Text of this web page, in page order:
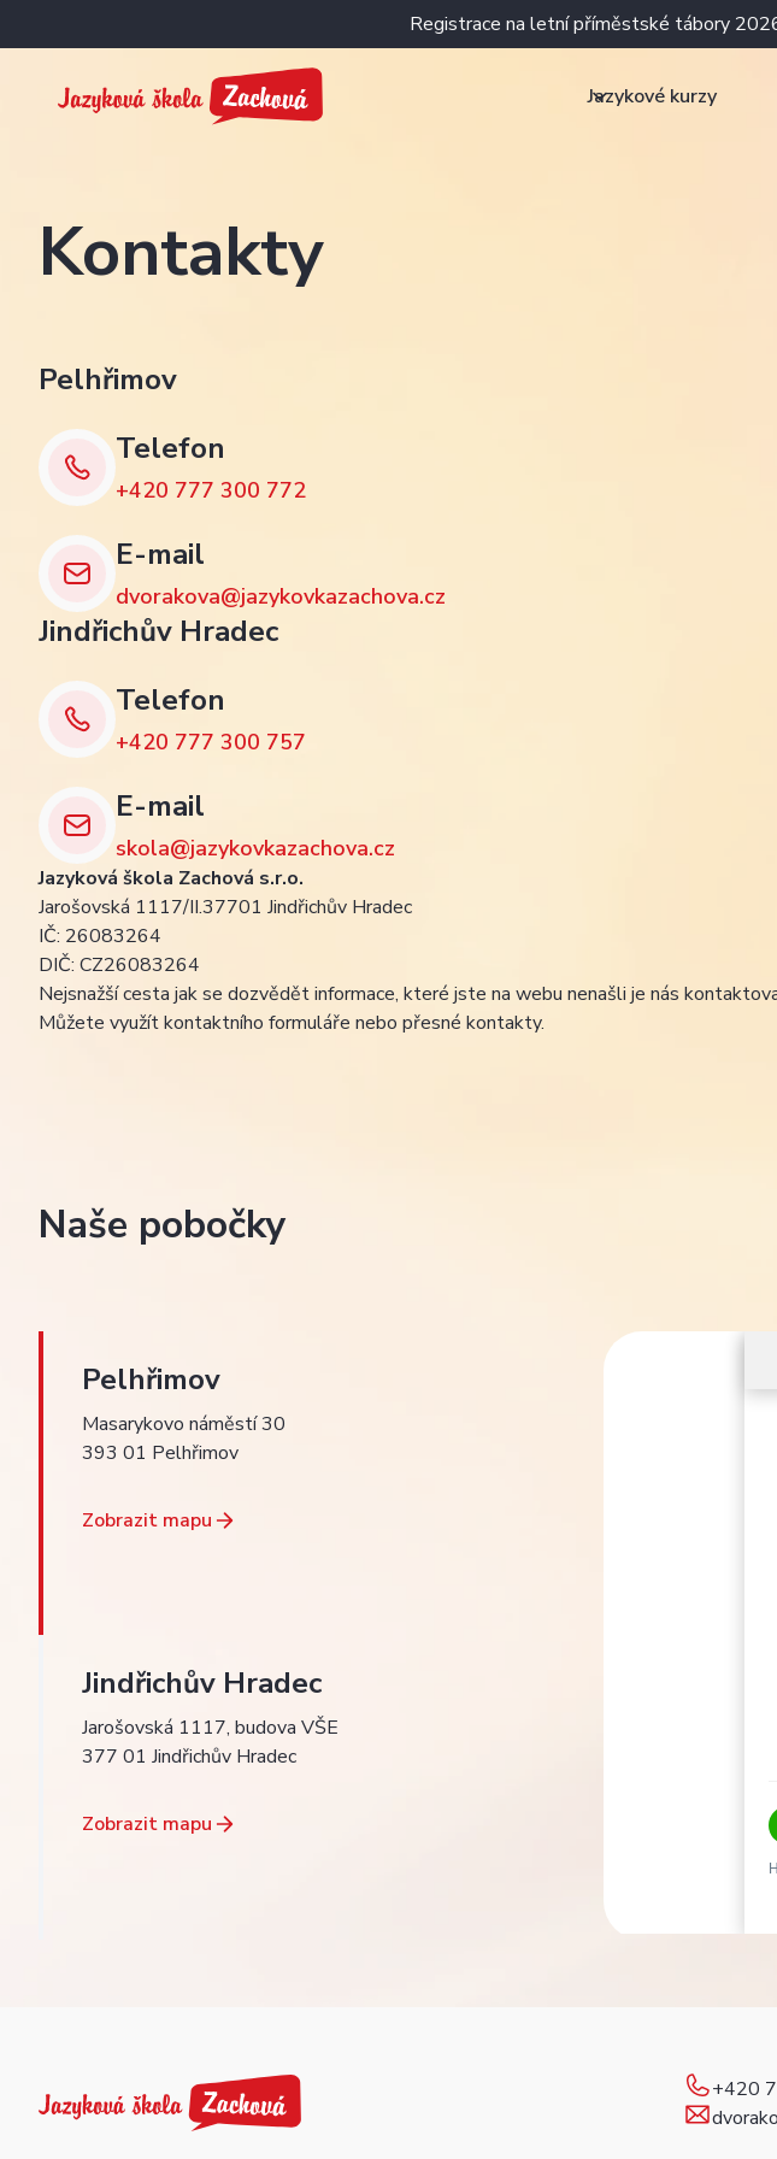
Registrace na letní příměstské tábory
Jazykové kurzy
Kontakty
Pelhřimov
Telefon
+420 777 300 772
E-mail
dvorakova@jazykovkazachova.cz
Jindřichův Hradec
Telefon
+420 777 300 757
E-mail
skola@jazykovkazachova.cz
Jazyková škola Zachová s.r.o.
Jarošovská 1117/II.37701 Jindřichův Hradec
IČ: 26083264
DIČ: CZ26083264
Nejsnažší cesta jak se dozvědět informace, které jste na webu nenašli je nás
Můžete využít kontaktního formuláře nebo přesné kontakty.
Naše pobočky
Pelhřimov
Masarykovo náměstí 30
393 01 Pelhřimov
Zobrazit mapu
Jindřichův Hradec
Jarošovská 1117, budova VŠE
377 01 Jindřichův Hradec
Zobrazit mapu
+420